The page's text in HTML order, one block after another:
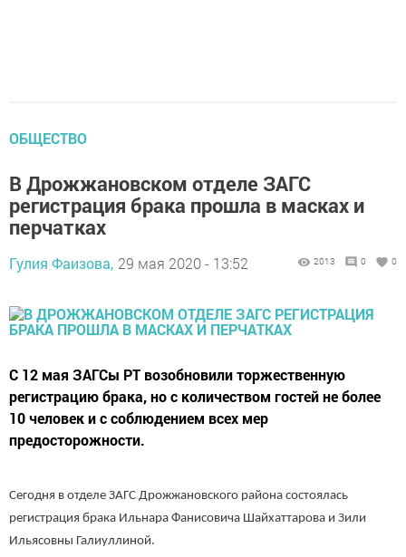
ОБЩЕСТВО
В Дрожжановском отделе ЗАГС
регистрация брака прошла в масках и
перчатках
Гулия Фаизова, 29 мая 2020 - 13:52 2013 0 0
С 12 мая ЗАГСы РТ возобновили торжественную
регистрацию брака, но с количеством гостей не более
10 человек и с соблюдением всех мер
предосторожности.
Сегодня в отделе ЗАГС Дрожжановского района состоялась
регистрация брака Ильнара Фанисовича Шайхаттарова и Зили
Ильясовны Галиуллиной.